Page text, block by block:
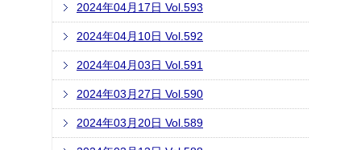
2024年04月17日 Vol.593
2024年04月10日 Vol.592
2024年04月03日 Vol.591
2024年03月27日 Vol.590
2024年03月20日 Vol.589